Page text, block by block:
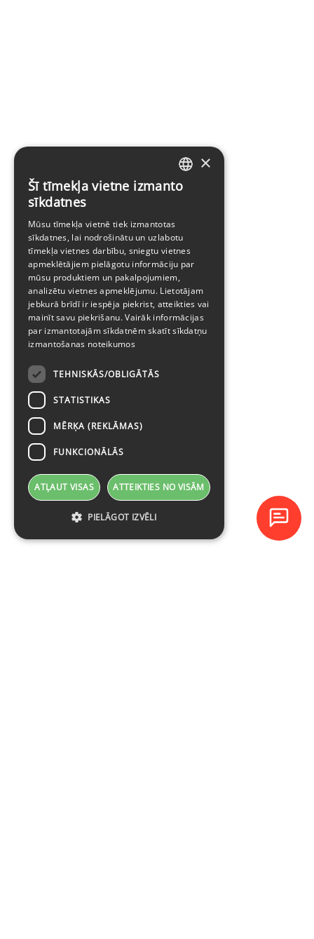
LATVIAN
×
Šī tīmekļa vietne izmanto
sīkdatnes
Mūsu tīmekļa vietnē tiek izmantotas
sīkdatnes, lai nodrošinātu un uzlabotu
tīmekļa vietnes darbību, sniegtu vietnes
apmeklētājiem pielāgotu informāciju par
mūsu produktiem un pakalpojumiem,
analizētu vietnes apmeklējumu. Lietotājam
jebkurā brīdī ir iespēja piekrist, atteikties vai
mainīt savu piekrišanu. Vairāk informācijas
par izmantotajām sīkdatnēm skatītsīkdatņu
izmantošanas noteikumos
TEHNISKĀS/OBLIGĀTĀS
STATISTIKAS
MĒRĶA (REKLĀMAS)
FUNKCIONĀLĀS
ATĻAUT VISAS ATTEIKTIES NO VISĀM
PIELĀGOT IZVĒLI